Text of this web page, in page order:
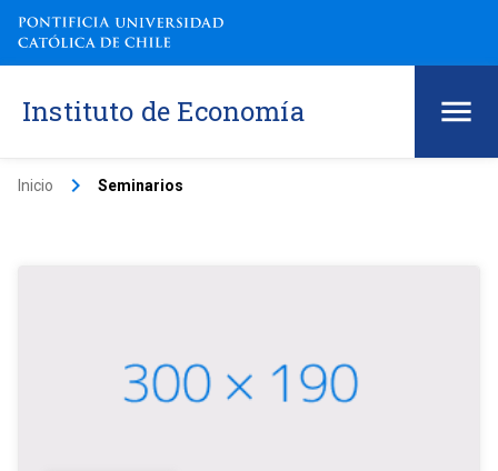
Instituto de Economía
Inicio keyboard_arrow_right Seminarios